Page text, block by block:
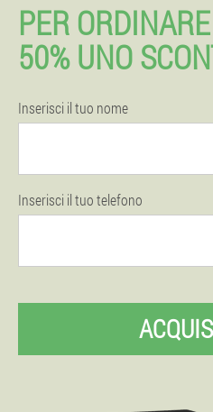
PER
50% UNO
Inserisci il tuo nome
Inserisci il tuo telefono